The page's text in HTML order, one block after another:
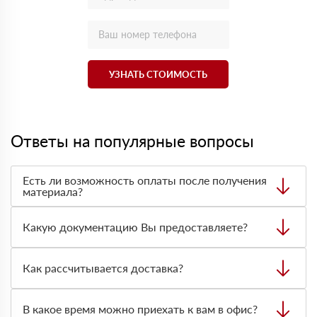
УЗНАТЬ СТОИМОСТЬ
Ответы на популярные вопросы
Есть ли возможность оплаты после получения
материала?
оплата по факту получения товара. При этом, если
доставленный товар был ненадлежащего качества, то
Вы вправе от него отказаться.
Какую документацию Вы предоставляете?
сертификаты и паспорта качества, а также товарно-
транспортную накладную.
Как рассчитывается доставка?
персональный менеджер для уточнения деталей заказа.
В какое время можно приехать к вам в офис?